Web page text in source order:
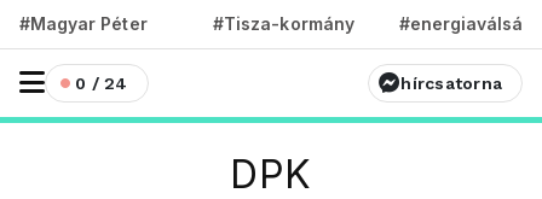
#Magyar Péter #Tisza-kormány #energiaválság
0 / 24 hírcsatorna
DPK